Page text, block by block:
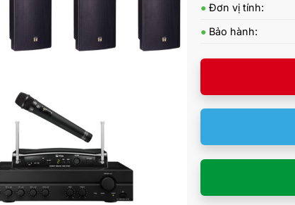
●Đơn vị tính:
● Bảo hành: